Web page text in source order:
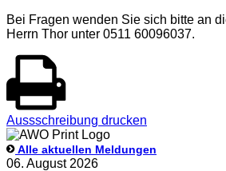
Bei Fragen wenden Sie sich bitte an
Herrn Thor unter 0511 60096037.
Aussschreibung drucken
Alle aktuellen Meldungen
06. August 2026